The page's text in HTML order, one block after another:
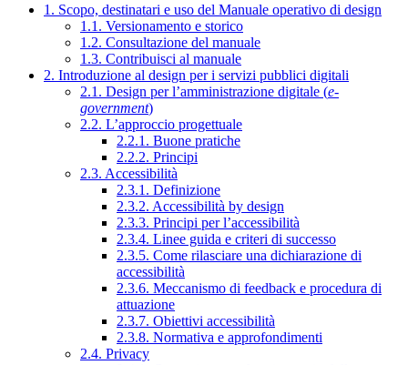
1. Scopo, destinatari e uso del Manuale operativo di design
1.1. Versionamento e storico
1.2. Consultazione del manuale
1.3. Contribuisci al manuale
2. Introduzione al design per i servizi pubblici digitali
2.1. Design per l’amministrazione digitale (e-
government)
2.2. L’approccio progettuale
2.2.1. Buone pratiche
2.2.2. Principi
2.3. Accessibilità
2.3.1. Definizione
2.3.2. Accessibilità by design
2.3.3. Principi per l’accessibilità
2.3.4. Linee guida e criteri di successo
2.3.5. Come rilasciare una dichiarazione di
accessibilità
2.3.6. Meccanismo di feedback e procedura di
attuazione
2.3.7. Obiettivi accessibilità
2.3.8. Normativa e approfondimenti
2.4. Privacy